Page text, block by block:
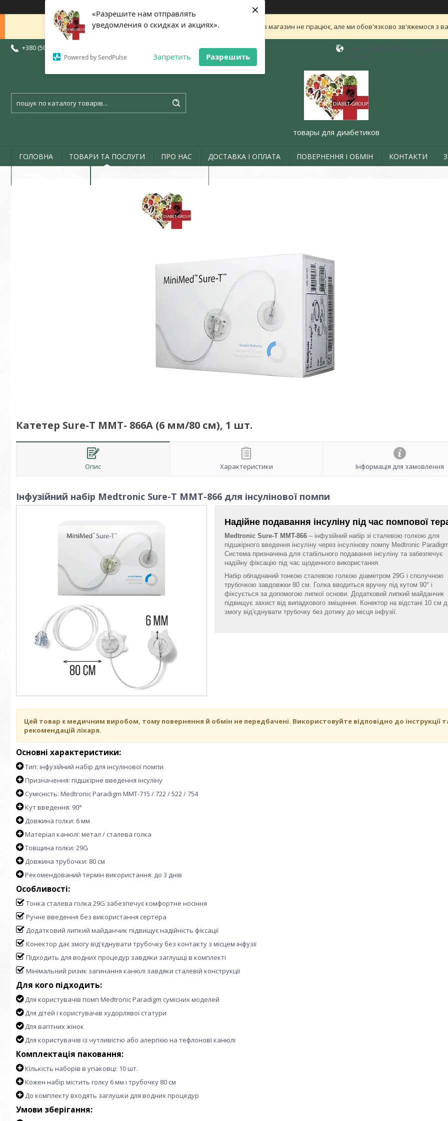
«Разрешите нам отправлять
уведомления о скидках и акциях».
Powered by SendPulse Запретить Разрешить
×
Доброго дня 😊 Дякую, що написали нам! Зараз магазин не працює, але ми обов'язково зв'яжемося з
+380 (50) 773-07-72 +380 (97) 773-07-72
товары для диабетиков
ГОЛОВНА ТОВАРИ ТА ПОСЛУГИ ПРО НАС ДОСТАВКА І ОПЛАТА ПОВЕРНЕННЯ І ОБМІН КОНТАКТИ
Катетер Sure-T ММТ- 866А (6 мм/80 см), 1 шт.
Опис Характеристики Інформація для замовлення
Інфузійний набір Medtronic Sure-T MMT-866 для інсулінової помпи
Надійне подавання інсуліну під час помпової
Medtronic Sure-T MMT-866 – інфузійний набір зі сталевою голкою для
підшкірного введення інсуліну через інсулінову помпу Medtronic
Система призначена для стабільного подавання інсуліну та забезпечує
надійну фіксацію під час щоденного використання.
Набір обладнаний тонкою сталевою голкою діаметром 29G і сполучною
трубочкою завдовжки 80 см. Голка вводиться вручну під кутом 90° і
фіксується за допомогою липкої основи. Додатковий липкий майданчик
підвищує захист від випадкового зміщення. Конектор на відстані 10 см
змогу від'єднувати трубочку без дотику до місця інфузії.
Цей товар є медичним виробом, тому повернення й обмін не передбачені. Використовуйте відповідно до інструкції
рекомендацій лікаря.
Основні характеристики:
Тип: інфузійний набір для інсулінової помпи
Призначення: підшкірне введення інсуліну
Сумісність: Medtronic Paradigm MMT-715 / 722 / 522 / 754
Кут введення: 90°
Довжина голки: 6 мм
Матеріал канюлі: метал / сталева голка
Товщина голки: 29G
Довжина трубочки: 80 см
Рекомендований термін використання: до 3 днів
Особливості:
Тонка сталева голка 29G забезпечує комфортне носіння
Ручне введення без використання сертера
Додатковий липкий майданчик підвищує надійність фіксації
Конектор дає змогу від'єднувати трубочку без контакту з місцем інфузії
Підходить для водних процедур завдяки заглушці в комплекті
Мінімальний ризик загинання канюлі завдяки сталевій конструкції
Для кого підходить:
Для користувачів помп Medtronic Paradigm сумісних моделей
Для дітей і користувачів худорлявої статури
Для вагітних жінок
Для користувачів із чутливістю або алергією на тефлонові канюлі
Комплектація паковання:
Кількість наборів в упаковці: 10 шт.
Кожен набір містить голку 6 мм і трубочку 80 см
До комплекту входять заглушки для водних процедур
Умови зберігання: